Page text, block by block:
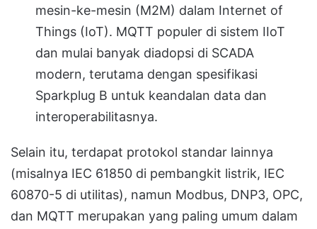
mesin-ke-mesin (M2M) dalam Internet of
Things (IoT). MQTT populer di sistem IIoT
dan mulai banyak diadopsi di SCADA
modern, terutama dengan spesifikasi
Sparkplug B untuk keandalan data dan
interoperabilitasnya.
Selain itu, terdapat protokol standar lainnya
(misalnya IEC 61850 di pembangkit listrik, IEC
60870-5 di utilitas), namun Modbus, DNP3, OPC,
dan MQTT merupakan yang paling umum dalam